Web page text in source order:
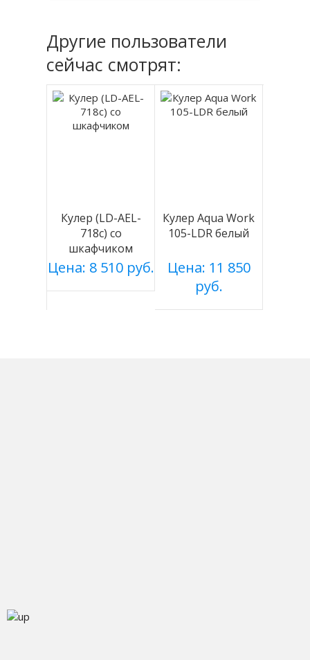
Другие пользователи
сейчас смотрят:
Кулер (LD-AEL-
718c) со
шкафчиком
Цена: 8 510 руб.
Кулер Aqua Work
105-LDR белый
Цена: 11 850
руб.